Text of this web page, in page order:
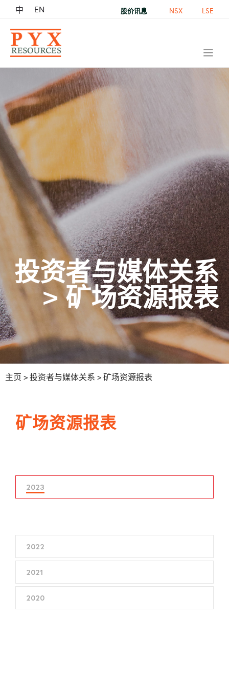
中 EN 股价讯息 NSX LSE
投资者与媒体关系
> 矿场资源报表
主页 > 投资者与媒体关系 > 矿场资源报表
矿场资源报表
2023
2022
2021
2020